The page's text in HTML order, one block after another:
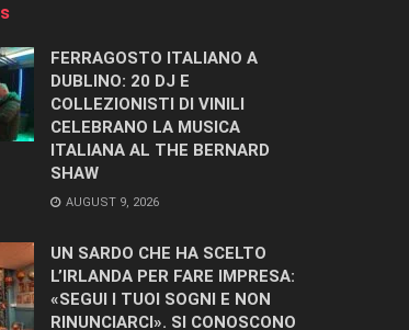
FERRAGOSTO ITALIANO A
DUBLINO: 20 DJ E
COLLEZIONISTI DI VINILI
CELEBRANO LA MUSICA
ITALIANA AL THE BERNARD
SHAW
AUGUST 9, 2026
UN SARDO CHE HA SCELTO
L’IRLANDA PER FARE IMPRESA:
«SEGUI I TUOI SOGNI E NON
RINUNCIARCI». SI CONOSCONO